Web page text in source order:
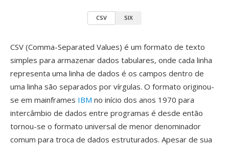
CSV SIX
CSV (Comma-Separated Values) é um formato de texto
simples para armazenar dados tabulares, onde cada linha
representa uma linha de dados é os campos dentro de
uma linha são separados por vírgulas. O formato originou-
se em mainframes IBM no início dos anos 1970 para
intercâmbio de dados entre programas é desde então
tornou-se o formato universal de menor denominador
comum para troca de dados estruturados. Apesar de sua